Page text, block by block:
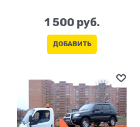
крыше)
1 500 руб.
ДОБАВИТЬ